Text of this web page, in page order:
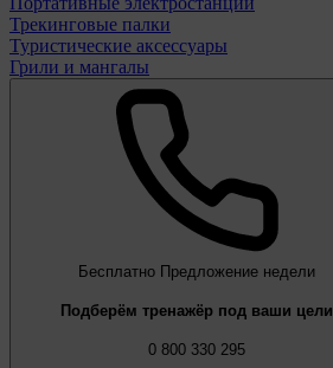
Трекинговые палки
Туристические аксессуары
Грили и мангалы
Бесплатно Предложение недели
Подберём тренажёр под ваши цели
0 800 330 295